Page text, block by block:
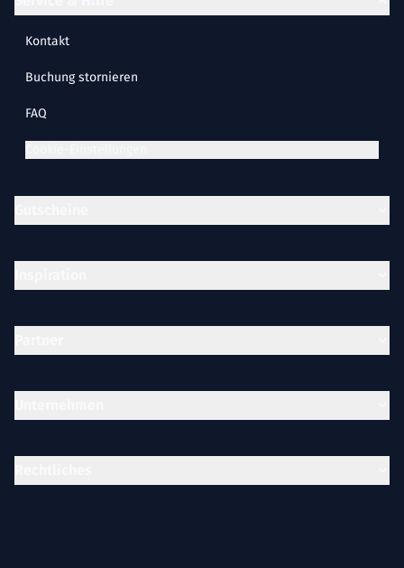
Kontakt
Buchung stornieren
FAQ